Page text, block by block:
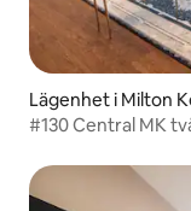
Lägenhet i Milton
#130 Central MK